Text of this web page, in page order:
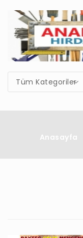
Tüm Kategoriler
Anasayfa